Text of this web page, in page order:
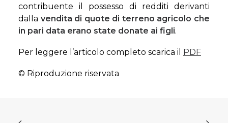
contribuente il possesso di redditi derivanti
dalla vendita di quote di terreno agricolo che
in pari data erano state donate ai figli.
Per leggere l’articolo completo scarica il PDF
© Riproduzione riservata